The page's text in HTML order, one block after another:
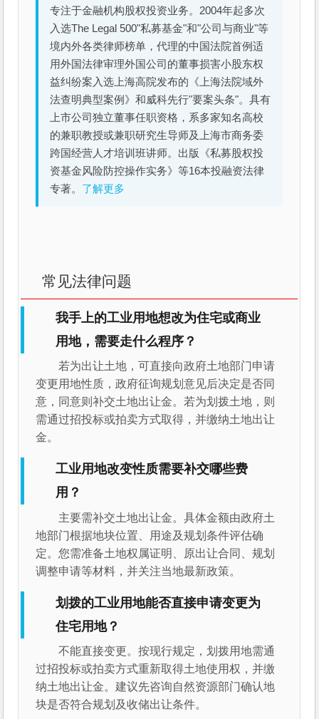
专注于金融机构股权投资业务。2004年起多次
入选The Legal 500"私募基金"和"公司与商业"等
境内外各类律师榜单，代理的中国法院首例适
用外国法律审理外国公司的董事损害小股东权
益纠纷案入选上海高院发布的《上海法院域外
法查明典型案例》和威科先行"要案头条"。具有
上市公司独立董事任职资格，系多家知名高校
的兼职教授或兼职研究生导师及上海市商务委
跨国经营人才培训班讲师。出版《私募股权投
资基金风险防控操作实务》等16本投融资法律
专著。 了解更多
常见法律问题
我手上的工业用地想改为住宅或商业
用地，需要走什么程序？
若为出让土地，可直接向政府土地部门申请
变更用地性质，政府征询规划意见后决定是否同
意，同意则补交土地出让金。若为划拨土地，则
需通过招投标或拍卖方式取得，并缴纳土地出让
金。
工业用地改变性质需要补交哪些费
用？
主要需补交土地出让金。具体金额由政府土
地部门根据地块位置、用途及规划条件评估确
定。您需准备土地权属证明、原出让合同、规划
调整申请等材料，并关注当地最新政策。
划拨的工业用地能否直接申请变更为
住宅用地？
不能直接变更。按现行规定，划拨用地需通
过招投标或拍卖方式重新取得土地使用权，并缴
纳土地出让金。建议先咨询自然资源部门确认地
块是否符合规划及收储出让条件。